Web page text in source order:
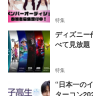
特集
ディズニー
べて見放題
特集
“日本一の